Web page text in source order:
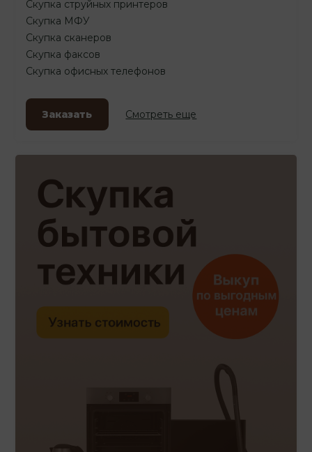
Скупка струйных принтеров
Скупка МФУ
Скупка сканеров
Скупка факсов
Скупка офисных телефонов
Заказать Смотреть еще